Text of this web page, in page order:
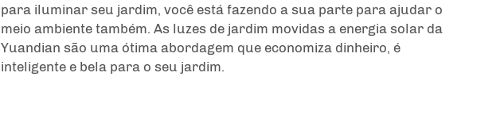
para iluminar seu jardim, você está fazendo a sua parte para ajudar o
meio ambiente também. As luzes de jardim movidas a energia solar da
Yuandian são uma ótima abordagem que economiza dinheiro, é
inteligente e bela para o seu jardim.